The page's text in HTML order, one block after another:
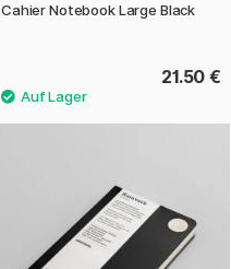
Cahier Notebook Large Black
21.50 €